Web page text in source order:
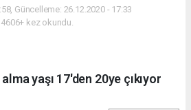
Güncelleme: 26.12.2020 - 17:33
4606+ kez okundu.
yaşı 17'den 20ye çıkıyor